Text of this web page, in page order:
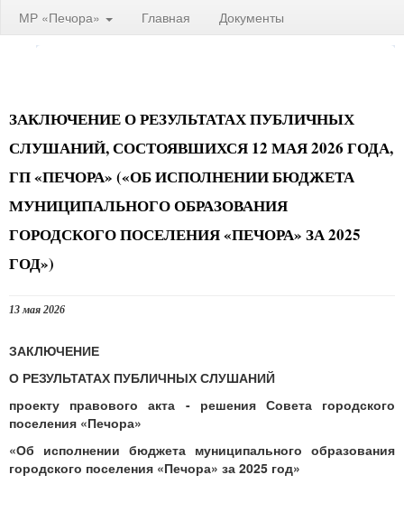
МР «Печора» Главная Документы
ЗАКЛЮЧЕНИЕ О РЕЗУЛЬТАТАХ ПУБЛИЧНЫХ
СЛУШАНИЙ, СОСТОЯВШИХСЯ 12 МАЯ 2026 ГОДА,
ГП «ПЕЧОРА» («ОБ ИСПОЛНЕНИИ БЮДЖЕТА
МУНИЦИПАЛЬНОГО ОБРАЗОВАНИЯ
ГОРОДСКОГО ПОСЕЛЕНИЯ «ПЕЧОРА» ЗА 2025
ГОД»)
13 мая 2026
ЗАКЛЮЧЕНИЕ
О РЕЗУЛЬТАТАХ ПУБЛИЧНЫХ СЛУШАНИЙ
проекту правового акта - решения Совета городского
поселения «Печора»
«Об исполнении бюджета муниципального образования
городского поселения «Печора» за 2025 год»